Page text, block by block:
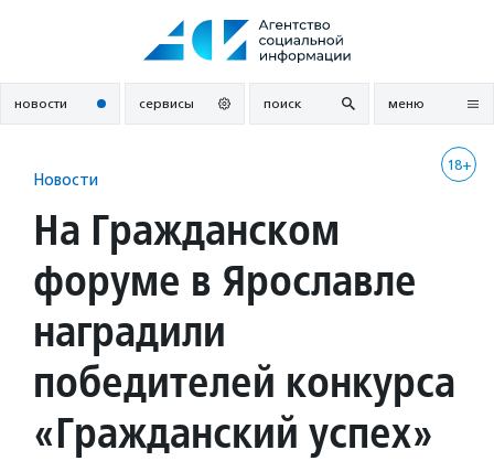
новости сервисы поиск меню
18+
Новости
На Гражданском
форуме в Ярославле
наградили
победителей конкурса
«Гражданский успех»